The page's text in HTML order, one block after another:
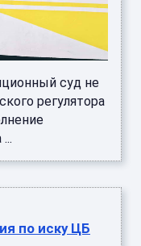
суд не
регулятора
по иску ЦБ